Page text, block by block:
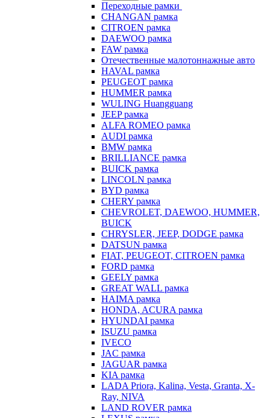
Переходные рамки
CHANGAN рамка
CITROEN рамка
DAEWOO рамка
FAW рамка
Отечественные малотоннажные авто
HAVAL рамка
PEUGEOT рамка
HUMMER рамка
WULING Huangguang
JEEP рамка
ALFA ROMEO рамка
AUDI рамка
BMW рамка
BRILLIANCE рамка
BUICK рамка
LINCOLN рамка
BYD рамка
CHERY рамка
CHEVROLET, DAEWOO, HUMMER,
BUICK
CHRYSLER, JEEP, DODGE рамка
DATSUN рамка
FIAT, PEUGEOT, CITROEN рамка
FORD рамка
GEELY рамка
GREAT WALL рамка
HAIMA рамка
HONDA, ACURA рамка
HYUNDAI рамка
ISUZU рамка
IVECO
JAC рамка
JAGUAR рамка
KIA рамка
LADA Priora, Kalina, Vesta, Granta, X-
Ray, NIVA
LAND ROVER рамка